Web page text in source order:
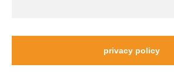
privacy policy